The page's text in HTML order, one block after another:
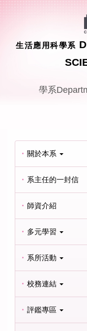
生活應用科學系
學系
關於本系
系主任的一封信
師資介紹
多元學習
系所活動
校務連結
評鑑專區